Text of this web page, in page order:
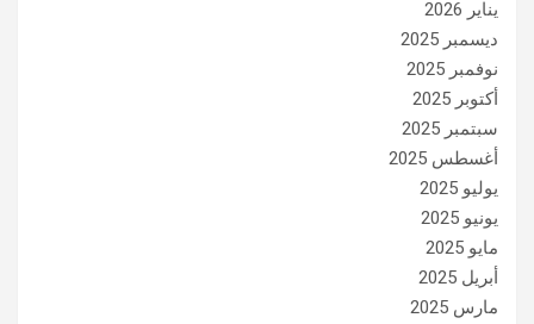
يناير 2026
ديسمبر 2025
نوفمبر 2025
أكتوبر 2025
سبتمبر 2025
أغسطس 2025
يوليو 2025
يونيو 2025
مايو 2025
أبريل 2025
مارس 2025